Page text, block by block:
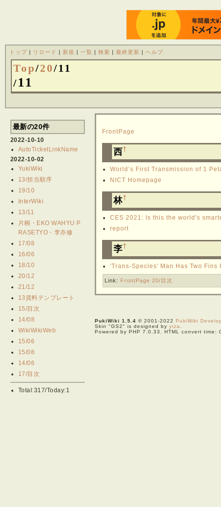
トップ | リロード | 新規 | 一覧 | 検索 | 最終更新 | ヘルプ
Top/20/11
/11
最新の20件
2022-10-10
AutoTicketLinkName
2022-10-02
YukiWiki
13/担当順序
19/10
InterWiki
13/11
片桐・EKO WAHYU P
RASETYO・李亦修
17/08
16/06
18/10
20/12
21/12
13資料テンプレート
15/目次
14/08
WikiWikiWeb
15/06
15/08
14/06
17/目次
Total:317/Today:1
FrontPage
西†
World’s First Transmission of 1
NICT Homepage
林†
CES 2021: Is this the world's
report
李†
'Trans-Species' Man Has Two
Link: FrontPage 20/目次
PukiWiki 1.5.4 © 2001-2022 PukiWiki
Skin "GS2" is designed byyiza
Powered by PHP 7.0.33. HTML convert time: